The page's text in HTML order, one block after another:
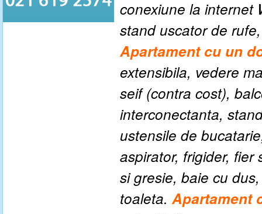
conexiune la internet
stand uscator de
Apartament cu un
extensibila, vedere
seif (contra cost),
interconectanta,
ustensile de
aspirator, frigider,
si gresie, baie cu
toaleta.Apartament